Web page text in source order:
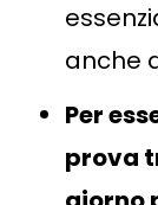
anche
Per
prova